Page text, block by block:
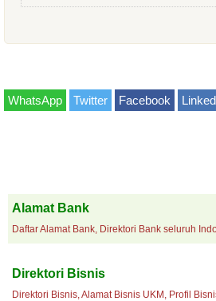
WhatsApp Twitter Facebook
Alamat Bank
Daftar Alamat Bank, Direktori Bank seluruh
Direktori Bisnis
Direktori Bisnis, Alamat Bisnis UKM, Profil